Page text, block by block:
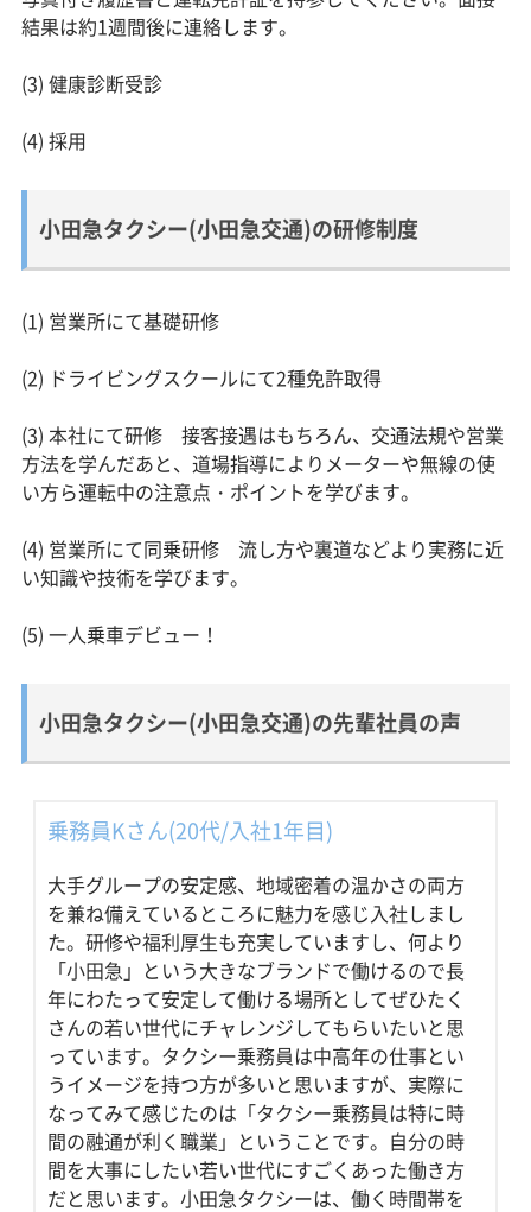
結果は約1週間後に連絡します。
(3) 健康診断受診
(4) 採用
小田急タクシー(小田急交通)の研修制度
(1) 営業所にて基礎研修
(2) ドライビングスクールにて2種免許取得
(3) 本社にて研修 接客接遇はもちろん、交通法規や営業
方法を学んだあと、道場指導によりメーターや無線の使
い方ら運転中の注意点・ポイントを学びます。
(4) 営業所にて同乗研修 流し方や裏道などより実務に近
い知識や技術を学びます。
(5) 一人乗車デビュー！
小田急タクシー(小田急交通)の先輩社員の声
乗務員Kさん(20代/入社1年目)
大手グループの安定感、地域密着の温かさの両方
を兼ね備えているところに魅力を感じ入社しまし
た。研修や福利厚生も充実していますし、何より
「小田急」という大きなブランドで働けるので長
年にわたって安定して働ける場所としてぜひたく
さんの若い世代にチャレンジしてもらいたいと思
っています。タクシー乗務員は中高年の仕事とい
うイメージを持つ方が多いと思いますが、実際に
なってみて感じたのは「タクシー乗務員は特に時
間の融通が利く職業」ということです。自分の時
間を大事にしたい若い世代にすごくあった働き方
だと思います。小田急タクシーは、働く時間帯を